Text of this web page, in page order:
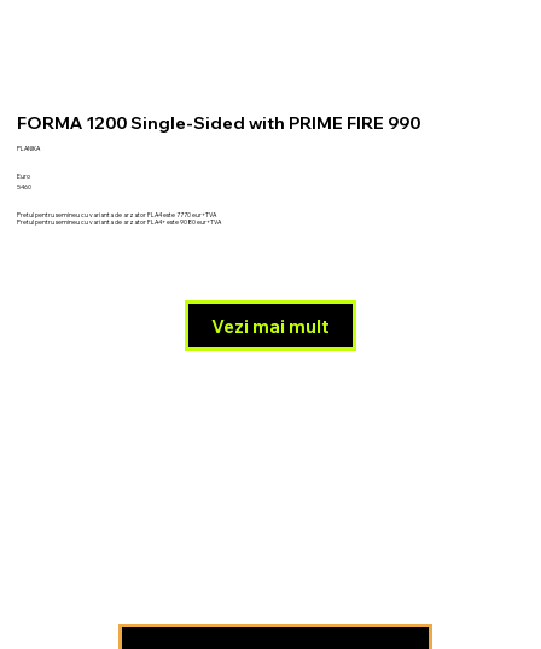
FORMA 1200 Single-Sided with PRIME FIRE 990
PLANIKA
Vezi mai mult
Euro
5460
Pretul pentru semineu cu varianta de arzator FLA4 este 7770 eur+TVA
Pretul pentru semineu cu varianta de arzator FLA4+ este 9080 eur+TVA